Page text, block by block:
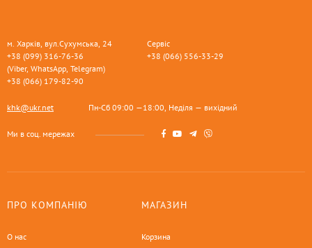
м. Харків, вул.Сухумська, 24
+38 (099) 316-76-36
(Viber, WhatsApp, Telegram)
+38 (066) 179-82-90
Сервіс
+38 (066) 556-33-29
khk@ukr.net Пн-Сб 09:00 —18:00, Неділя — вихідний
Ми в соц. мережах
ПРО КОМПАНІЮ
О нас
МАГАЗИН
Корзина